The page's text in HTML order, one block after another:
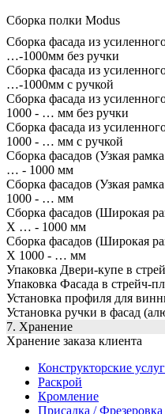
Сборка полки Modus
Сборка фасада из
…-1000мм без ручки
Сборка фасада из
…-1000мм с ручкой
Сборка фасада из
1000 - … мм без ручки
Сборка фасада из
1000 - … мм с ручкой
Сборка фасадов (Узкая
… - 1000 мм
Сборка фасадов (Узкая
1000 - … мм
Сборка фасадов (Широкая
Х … - 1000 мм
Сборка фасадов (Широкая
Х 1000 - … мм
Упаковка Двери-купе в
Упаковка Фасада в стрейч-
Установка профиля для
Установка ручки в фасад
7. Хранение
Хранение заказа клиента
Конструкторские
Раскрой
Кромление
Присадка / Фрезеровка